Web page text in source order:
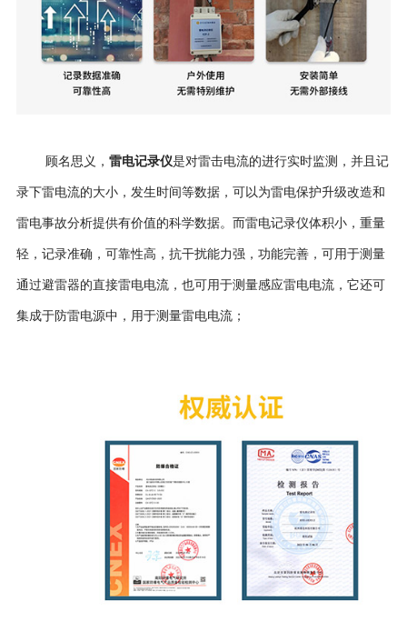
顾名思义， 雷电记录仪是对雷击电流的进行实时监测， 并且记
录下雷电流的大小，发生时间等数据， 可以为雷电保护升级改造和
雷电事故分析提供有价值的科学数据。 而雷电记录仪体积小，重量
轻，记录准确，可靠性高，抗干扰能力强，功能完善， 可用于测量
通过避雷器的直接雷电电流，也可用于测量感应雷电电流，它还可
集成于防雷电源中 ，用于测量雷电电流；